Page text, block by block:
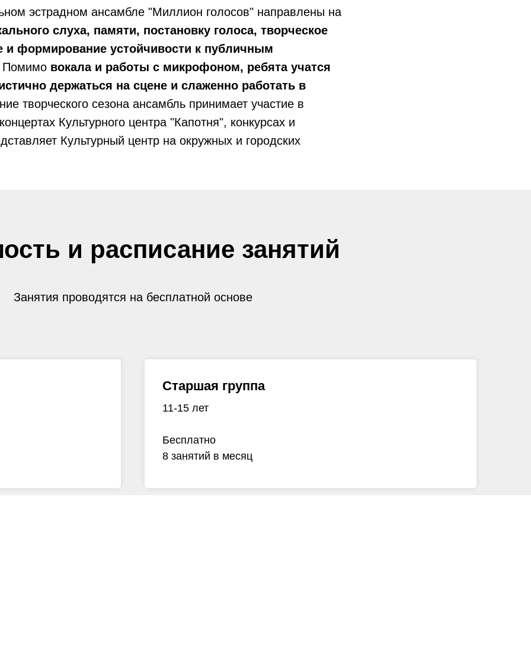
эстрадном ансамбле "Миллион голосов" направлены на
слуха, памяти, постановку голоса, творческое
и формирование устойчивости к публичным
Помимо вокала и работы с микрофоном, ребята учатся
держаться на сцене и слаженно работать в
творческого сезона ансамбль принимает участие в
Культурного центра "Капотня", конкурсах и
Культурный центр на окружных и городских
и расписание занятий
Занятия проводятся на бесплатной основе
Старшая группа
11-15 лет
Бесплатно
8 занятий в месяц